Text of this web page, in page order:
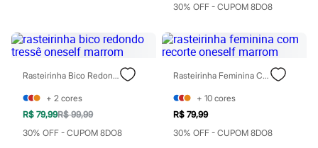
City
Clock House
Sawary
Moda esportiva
Acessórios
Blusas
Calçados
30% OFF - CUPOM 8DO8
Rasteirinha Bico Redondo Tressê Oneself Marrom
+ 2 cores
R$ 79,99R$ 99,99
30% OFF - CUPOM 8DO8
Rasteirinha Feminina Com Recorte Oneself Marrom
+ 10 cores
R$ 79,99
30% OFF - CUPOM 8DO8